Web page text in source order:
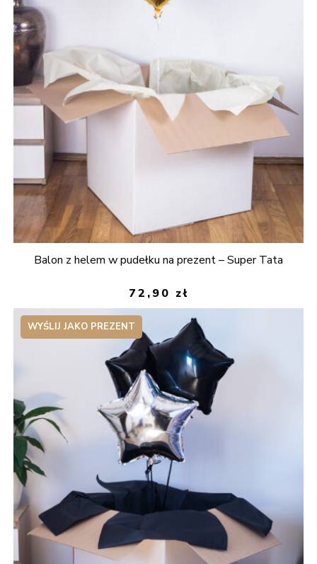
Balon z helem w pudełku na prezent – Super Tata
72,90 zł
WYŚLIJ JAKO PREZENT